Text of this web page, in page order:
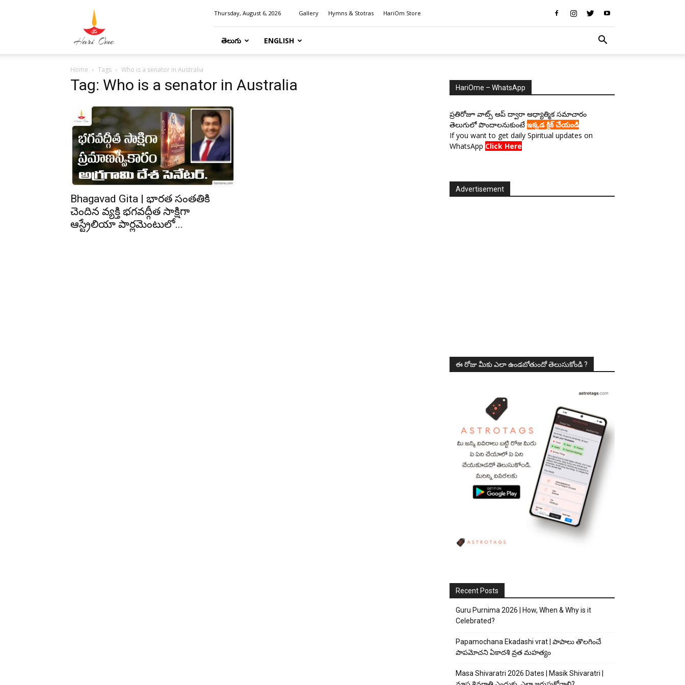
Thursday, August 6, 2026 Gallery Hymns & Stotras HariOm Store
తెలుగు ENGLISH
Home Tags Who is a senator in Australia
Tag: Who is a senator in Australia
Bhagavad Gita | భారత సంతతికి
చెందిన వ్యక్తి భగవద్గీత సాక్షిగా
ఆస్ట్రేలియా పార్లమెంటులో...
HariOme – WhatsApp
ప్రతిరోజూ వాట్స్ ఆప్ ద్వారా ఆధ్యాత్మిక సమాచారం
తెలుగులో పొందాలనుకుంటే ఇక్కడ క్లిక్ చేయండి
If you want to get daily Spiritual updates on
WhatsApp Click Here
Advertisement
ఈ రోజు మీకు ఎలా ఉండబోతుందో తెలుసుకోండి ?
Recent Posts
Guru Purnima 2026 | How, When & Why is it
Celebrated?
Papamochana Ekadashi vrat | పాపాలు తొలగించే
పాపమోచని ఏకాదశి వ్రత మహత్యం
Masa Shivaratri 2026 Dates | Masik Shivaratri |